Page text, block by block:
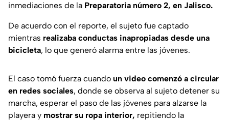
inmediaciones de la Preparatoria número 2, en Jalisco.
De acuerdo con el reporte, el sujeto fue captado
mientras realizaba conductas inapropiadas desde una
bicicleta, lo que generó alarma entre las jóvenes.
El caso tomó fuerza cuando un video comenzó a circular
en redes sociales, donde se observa al sujeto detener su
marcha, esperar el paso de las jóvenes para alzarse la
playera y mostrar su ropa interior, repitiendo la